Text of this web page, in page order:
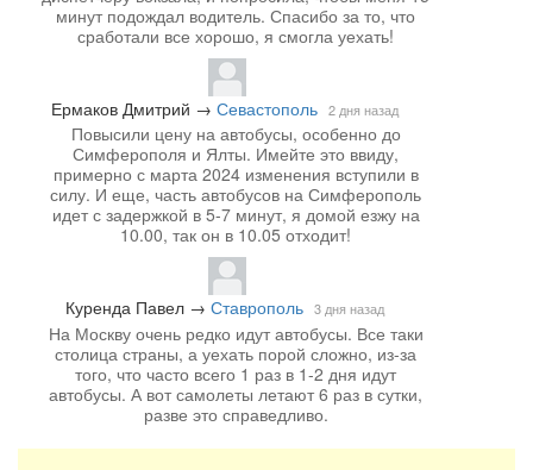
минут подождал водитель. Спасибо за то, что
сработали все хорошо, я смогла уехать!
Ермаков Дмитрий → Севастополь 2 дня назад
Повысили цену на автобусы, особенно до
Симферополя и Ялты. Имейте это ввиду,
примерно с марта 2024 изменения вступили в
силу. И еще, часть автобусов на Симферополь
идет с задержкой в 5-7 минут, я домой езжу на
10.00, так он в 10.05 отходит!
Куренда Павел→ Ставрополь 3 дня назад
На Москву очень редко идут автобусы. Все таки
столица страны, а уехать порой сложно, из-за
того, что часто всего 1 раз в 1-2 дня идут
автобусы. А вот самолеты летают 6 раз в сутки,
разве это справедливо.